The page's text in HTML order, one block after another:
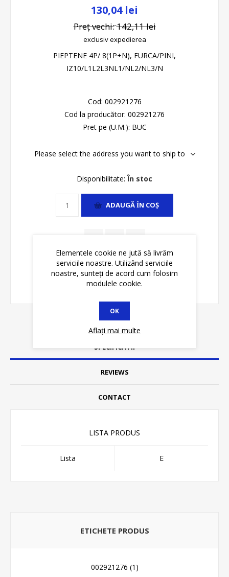
130,04 lei
Preț vechi:142,11 lei
exclusivexpedierea
PIEPTENE 4P/ 8(1P+N), FURCA/PINI,
IZ10/L1L2L3NL1/NL2/NL3/N
Cod: 002921276
Cod la producător: 002921276
Pret pe (U.M.): BUC
Please select the address you want to ship to
Disponibilitate: În stoc
ADAUGĂ ȊN COŞ
SPECIFICATII
REVIEWS
CONTACT
LISTA PRODUS
Lista E
ETICHETE PRODUS
002921276 (1)
Elementele cookie ne jută să livrăm
serviciile noastre. Utilizând serviciile
noastre, sunteți de acord cum folosim
modulele cookie.
OK
Aflați mai multe